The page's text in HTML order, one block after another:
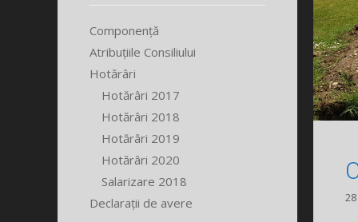
Componență
Atribuțiile Consiliului
Hotărâri
Hotărâri 2017
Hotărâri 2018
Hotărâri 2019
Hotărâri 2020
Salarizare 2018
Declarații de avere